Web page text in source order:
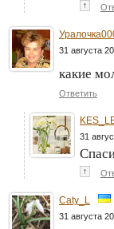
↑
31 августа
какие
Ответить
31
↑
Caty_L
31 августа